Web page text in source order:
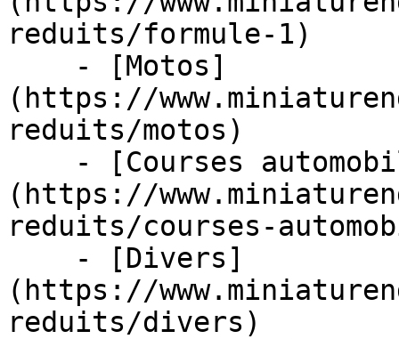
reduits/formule-1)
(https://
reduits/motos)
(https://
reduits/courses-
(https://
reduits/divers)